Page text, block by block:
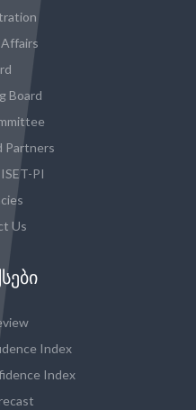
Board
Partners
PI
Us
Index
Index